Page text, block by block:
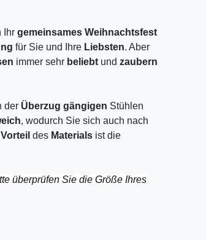
Ihr gemeinsames Weihnachtsfest
für Sie und Ihre Liebsten. Aber
immer sehr beliebt und zaubern
der Überzug gängigen Stühlen
, wodurch Sie sich auch nach
Vorteil des Materials ist die
überprüfen Sie die Größe Ihres